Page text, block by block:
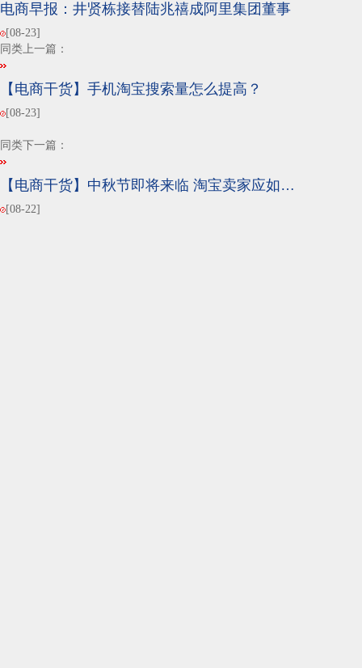
电商早报：井贤栋接替陆兆禧成阿里集团董事
[08-23]
同类上一篇：
【电商干货】手机淘宝搜索量怎么提高？
[08-23]
同类下一篇：
【电商干货】中秋节即将来临 淘宝卖家应如…
[08-22]